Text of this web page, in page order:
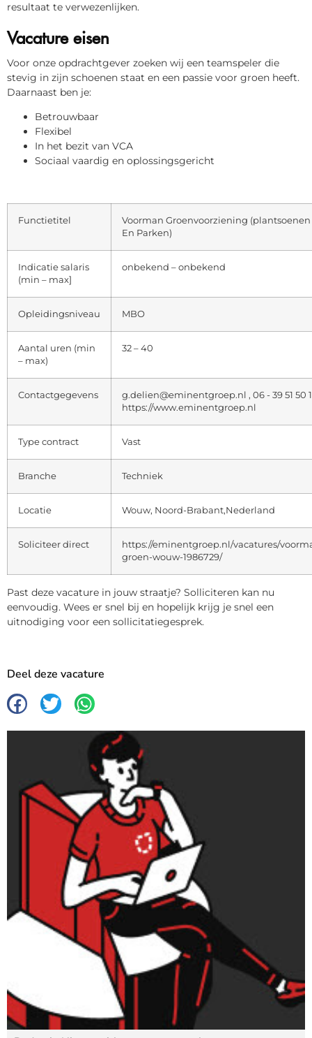
resultaat te verwezenlijken.
Vacature eisen
Voor onze opdrachtgever zoeken wij een teamspeler die
stevig in zijn schoenen staat en een passie voor groen heeft.
Daarnaast ben je:
Betrouwbaar
Flexibel
In het bezit van VCA
Sociaal vaardig en oplossingsgericht
Functietitel
Voorman Groenvoorziening (plantsoenen
En Parken)
Indicatie salaris
(min – max]
onbekend – onbekend
Opleidingsniveau MBO
Aantal uren (min
– max)
32 – 40
Contactgegevens
g.delien@eminentgroep.nl , 06 - 39 51 50
https://www.eminentgroep.nl
Type contract Vast
Branche Techniek
Locatie Wouw, Noord-Brabant,Nederland
Soliciteer direct
https://eminentgroep.nl/vacatures/
groen-wouw-1986729/
Past deze vacature in jouw straatje? Solliciteren kan nu
eenvoudig. Wees er snel bij en hopelijk krijg je snel een
uitnodiging voor een sollicitatiegesprek.
Deel deze vacature